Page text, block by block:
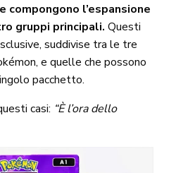
compongono l’espansione
gruppi principali. Questi
suddivise tra le tre
e quelle che possono
pacchetto.
casi: “È l’ora dello